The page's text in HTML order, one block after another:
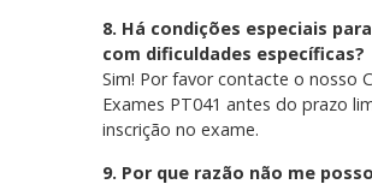
8. Há condições especiais
com dificuldades específicas?
Sim! Por favor contacte o nosso
Exames PT041 antes do prazo
inscrição no exame.
9. Por que razão não me